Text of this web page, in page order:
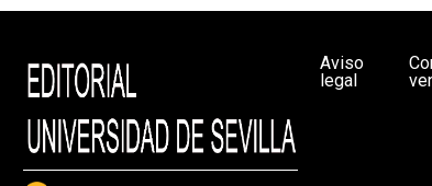
Aviso
legal